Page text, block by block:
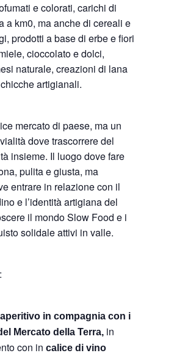
e colorati, carichi di
a km0, ma anche di cereali e
prodotti a base di erbe e fiori
cioccolato e dolci,
naturale, creazioni di lana
artigianali.
mercato di paese, ma un
dove trascorrere del
insieme. Il luogo dove fare
pulita e giusta, ma
entrare in relazione con il
e l’identità artigiana del
il mondo Slow Food e i
solidale attivi in valle.
in compagnia con i
Mercato della Terra, in
con in calice di vino